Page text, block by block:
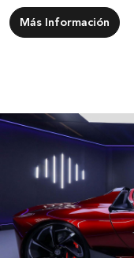
Más Información